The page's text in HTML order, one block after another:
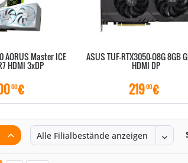
AORUS Master ICE
HDMI 3xDP
00€
ASUS TUF-RTX3050-O8G 8GB
HDMI DP
21900€